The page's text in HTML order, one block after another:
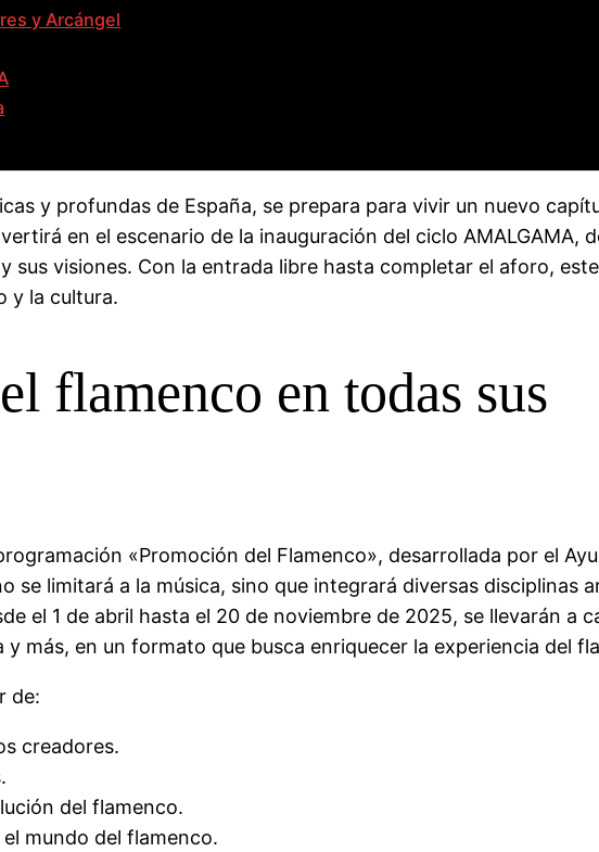
y Arcángel
y profundas de España, se prepara para vivir un nuevo
en el escenario de la inauguración del ciclo AMALGAMA,
visiones. Con la entrada libre hasta completar el aforo,
y la cultura.
flamenco en todas sus
«Promoción del Flamenco», desarrollada por el
se limitará a la música, sino que integrará diversas disciplinas
el 1 de abril hasta el 20 de noviembre de 2025, se llevarán a
más, en un formato que busca enriquecer la experiencia del
de:
creadores.
del flamenco.
mundo del flamenco.